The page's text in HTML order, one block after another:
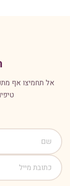
אל תחמיצו אף